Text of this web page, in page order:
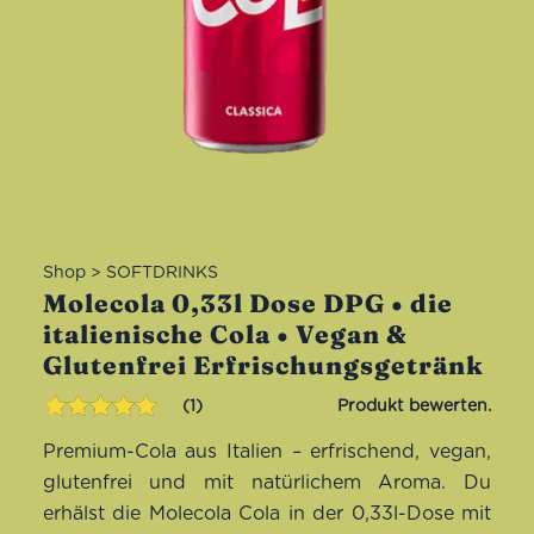
Shop> SOFTDRINKS
Molecola 0,33l Dose DPG • die
italienische Cola • Vegan &
Glutenfrei Erfrischungsgetränk
5.00 von 5,
basierend
auf
Kundenbewertung
1
Premium-Cola aus Italien – erfrischend, vegan,
glutenfrei und mit natürlichem Aroma. Du
erhälst die Molecola Cola in der 0,33l-Dose mit